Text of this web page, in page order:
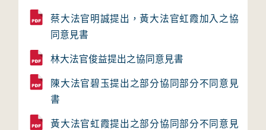
蔡大法官明誠提出，黃大法官虹霞加入之協
同意見書
林大法官俊益提出之協同意見書
陳大法官碧玉提出之部分協同部分不同意見
書
黃大法官虹霞提出之部分協同部分不同意見